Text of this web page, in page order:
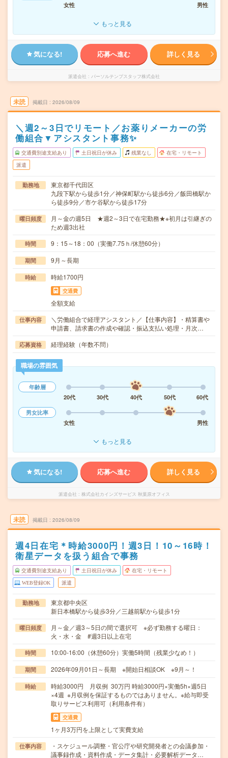
女性
男性
もっと見る
気になる! 応募へ進む 詳しく見る
派遣会社 パーソルテンプスタッフ株式会社
未読 掲載日 2026/08/09
＼週2～3日でリモート／お薬りメーカーの労
働組合▼アシスタント事務✨
交通費別途支給あり 土日祝日が休み 残業なし 在宅・リモート
派遣
勤務地
東京都千代田区
九段下駅から徒歩1分／神保町駅から徒歩6分／飯田橋駅か
ら徒歩9分／市ケ谷駅から徒歩17分
曜日頻度
月～金の週5日 ★週2～3日で在宅勤務★※初月は引継ぎの
ため週3出社
時間 9：15～18：00（実働7.75ｈ/休憩60分）
期間 9月～長期
時給 時給1700円
交通費
全額支給
仕事内容
＼労働組合で経理アシスタント／【仕事内容】・精算書や
申請書、請求書の作成や確認・振込支払い処理・月次…
応募資格 経理経験（年数不問）
職場の雰囲気
年齢層
20代
30代 40代 50代
60代
男女比率
女性
男性
もっと見る
気になる! 応募へ進む 詳しく見る
派遣会社 株式会社カインズサービス 秋葉原オフィス
未読 掲載日 2026/08/09
週4日在宅＊時給3000円！週3日！10～16時！
衛星データを扱う組合で事務
交通費別途支給あり 土日祝日が休み 在宅・リモート
WEB登録OK 派遣
勤務地
東京都中央区
新日本橋駅から徒歩3分／三越前駅から徒歩1分
曜日頻度
月～金／週3～5日の間で選択可 ※必ず勤務する曜日：
火・水・金 #週3日以上在宅
時間 10:00-16:00（休憩60分）実働5時間（残業少なめ！）
期間 2026年09月01日～長期 ※開始日相談OK ※9月～！
時給
時給3000円 月収例 30万円 時給3000円×実働5h×週5日
×4週 ※月収例を保証するものではありません。※給与即受
取りサービス利用可（利用条件有）
交通費
1ヶ月3万円を上限として実費支給
仕事内容
・スケジュール調整・官公庁や研究開発者との会議参加・
議事録作成・資料作成・データ集計・必要解析データ…